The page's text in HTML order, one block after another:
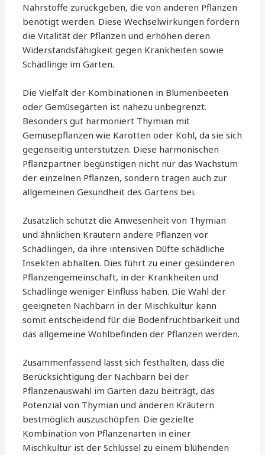
Nährstoffe zurückgeben, die von anderen Pflanzen
benötigt werden. Diese Wechselwirkungen fördern
die Vitalität der Pflanzen und erhöhen deren
Widerstandsfähigkeit gegen Krankheiten sowie
Schädlinge im Garten.
Die Vielfalt der Kombinationen in Blumenbeeten
oder Gemüsegärten ist nahezu unbegrenzt.
Besonders gut harmoniert Thymian mit
Gemüsepflanzen wie Karotten oder Kohl, da sie sich
gegenseitig unterstützen. Diese harmonischen
Pflanzpartner begünstigen nicht nur das Wachstum
der einzelnen Pflanzen, sondern tragen auch zur
allgemeinen Gesundheit des Gartens bei.
Zusätzlich schützt die Anwesenheit von Thymian
und ähnlichen Kräutern andere Pflanzen vor
Schädlingen, da ihre intensiven Düfte schädliche
Insekten abhalten. Dies führt zu einer gesünderen
Pflanzengemeinschaft, in der Krankheiten und
Schädlinge weniger Einfluss haben. Die Wahl der
geeigneten Nachbarn in der Mischkultur kann
somit entscheidend für die Bodenfruchtbarkeit und
das allgemeine Wohlbefinden der Pflanzen werden.
Zusammenfassend lässt sich festhalten, dass die
Berücksichtigung der Nachbarn bei der
Pflanzenauswahl im Garten dazu beiträgt, das
Potenzial von Thymian und anderen Kräutern
bestmöglich auszuschöpfen. Die gezielte
Kombination von Pflanzenarten in einer
Mischkultur ist der Schlüssel zu einem blühenden